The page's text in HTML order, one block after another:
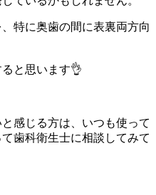
特に奥歯の間に表裏両方向
と思います👌
感じる方は、いつも使って
歯科衛生士に相談してみて